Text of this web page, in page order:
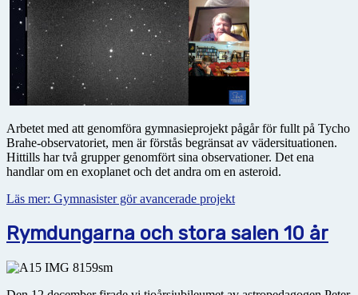
Arbetet med att genomföra gymnasieprojekt pågår för fullt på Tycho
Brahe-observatoriet, men är förstås begränsat av vädersituationen.
Hittills har två grupper genomfört sina observationer. Det ena
handlar om en exoplanet och det andra om en asteroid.
Läs mer: Gymnasister gör avancerade projekt
Rymdungarna och stora salen 10 år